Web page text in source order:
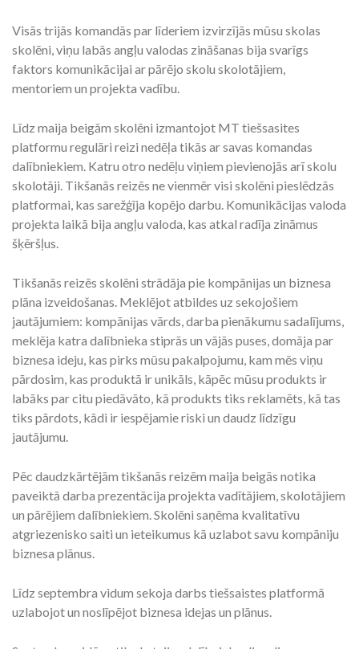
Visās trijās komandās par līderiem izvirzījās mūsu skolas
skolēni, viņu labās angļu valodas zināšanas bija svarīgs
faktors komunikācijai ar pārējo skolu skolotājiem,
mentoriem un projekta vadību.
Līdz maija beigām skolēni izmantojot MT tiešsasites
platformu regulāri reizi nedēļa tikās ar savas komandas
dalībniekiem. Katru otro nedēļu viņiem pievienojās arī skolu
skolotāji. Tikšanās reizēs ne vienmēr visi skolēni pieslēdzās
platformai, kas sarežģīja kopējo darbu. Komunikācijas valoda
projekta laikā bija angļu valoda, kas atkal radīja zināmus
šķēršļus.
Tikšanās reizēs skolēni strādāja pie kompānijas un biznesa
plāna izveidošanas. Meklējot atbildes uz sekojošiem
jautājumiem: kompānijas vārds, darba pienākumu sadalījums,
meklēja katra dalībnieka stiprās un vājās puses, domāja par
biznesa ideju, kas pirks mūsu pakalpojumu, kam mēs viņu
pārdosim, kas produktā ir unikāls, kāpēc mūsu produkts ir
labāks par citu piedāvāto, kā produkts tiks reklamēts, kā tas
tiks pārdots, kādi ir iespējamie riski un daudz līdzīgu
jautājumu.
Pēc daudzkārtējām tikšanās reizēm maija beigās notika
paveiktā darba prezentācija projekta vadītājiem, skolotājiem
un pārējiem dalībniekiem. Skolēni saņēma kvalitatīvu
atgriezenisko saiti un ieteikumus kā uzlabot savu kompāniju
biznesa plānus.
Līdz septembra vidum sekoja darbs tiešsaistes platformā
uzlabojot un noslīpējot biznesa idejas un plānus.